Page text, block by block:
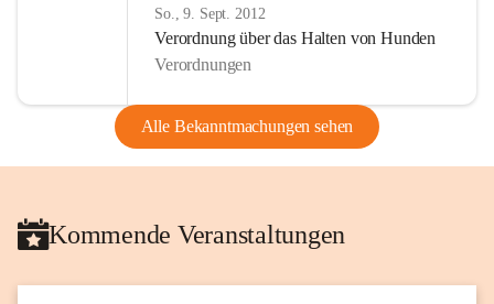
So., 9. Sept. 2012
Verordnung über das Halten von Hunden
Verordnungen
Alle Bekanntmachungen sehen
Kommende Veranstaltungen